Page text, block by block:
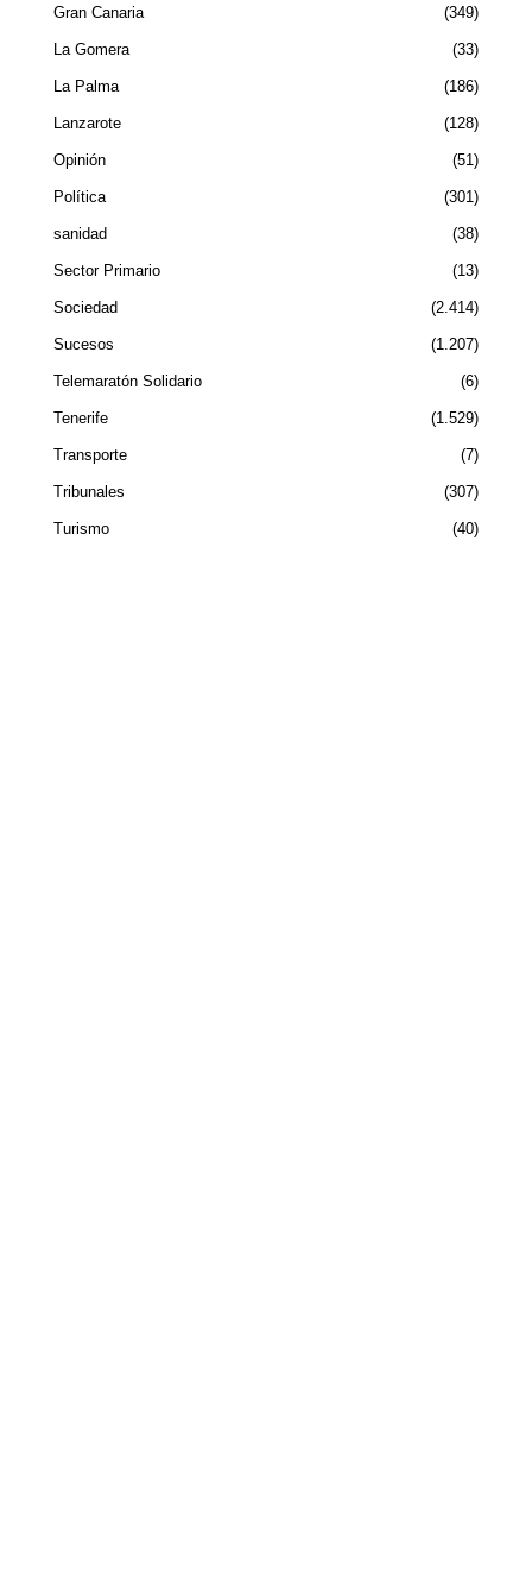
Gran Canaria 349
La Gomera 33
La Palma 186
Lanzarote 128
Opinión 51
Política 301
sanidad 38
Sector Primario 13
Sociedad 2.414
Sucesos 1.207
Telemaratón Solidario 6
Tenerife 1.529
Transporte 7
Tribunales 307
Turismo 40